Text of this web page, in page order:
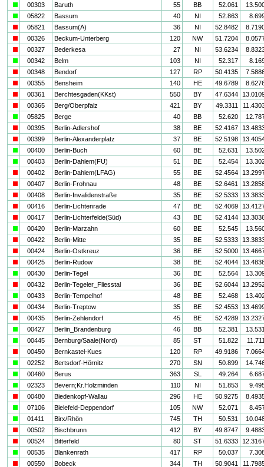
00303 Baruth 55 BB 52.061
05822 Bassum 40 NI 52.863
05821 Bassum(A) 36 NI 52.8482
00326 Beckum-Unterberg 120 NW 51.7204
00327 Bederkesa 27 NI 53.6234
00342 Belm 103 NI 52.317
00348 Bendorf 127 RP 50.4135
00355 Bensheim 140 HE 49.6789
00361 Berchtesgaden(KKst) 550 BY 47.6344
00365 Berg/Oberpfalz 421 BY 49.3311
05825 Berge 40 BB 52.620
00395 Berlin-Adlershof 38 BE 52.4167
00399 Berlin-Alexanderplatz 37 BE 52.5198
00400 Berlin-Buch 60 BE 52.631
00403 Berlin-Dahlem(FU) 51 BE 52.454
00402 Berlin-Dahlem(LFAG) 55 BE 52.4564
00407 Berlin-Frohnau 48 BE 52.6461
00408 Berlin-Invalidenstraße 35 BE 52.5333
00416 Berlin-Lichtenrade 47 BE 52.4069
00417 Berlin-Lichterfelde(Süd) 43 BE 52.4144
00420 Berlin-Marzahn 60 BE 52.545
00422 Berlin-Mitte 35 BE 52.5333
00424 Berlin-Ostkreuz 36 BE 52.5000
00425 Berlin-Rudow 38 BE 52.4044
00430 Berlin-Tegel 36 BE 52.564
00432 Berlin-Tegeler_Fliesstal 36 BE 52.6044
00433 Berlin-Tempelhof 48 BE 52.468
00434 Berlin-Treptow 35 BE 52.4553
00435 Berlin-Zehlendorf 45 BE 52.4289
00427 Berlin_Brandenburg 46 BB 52.381
00445 Bernburg/Saale(Nord) 85 ST 51.822
00450 Bernkastel-Kues 120 RP 49.9186
02252 Bertsdorf-Hörnitz 270 SN 50.899
00460 Berus 363 SL 49.264
02323 Bevern;Kr.Holzminden 110 NI 51.853
00480 Biedenkopf-Wallau 296 HE 50.9275
07106 Bielefeld-Deppendorf 105 NW 52.071
01411 Birx/Rhön 745 TH 50.531
00502 Bischbrunn 412 BY 49.8747
00524 Bitterfeld 80 ST 51.6333
00535 Blankenrath 417 RP 50.037
00550 Bobeck 344 TH 50.9041